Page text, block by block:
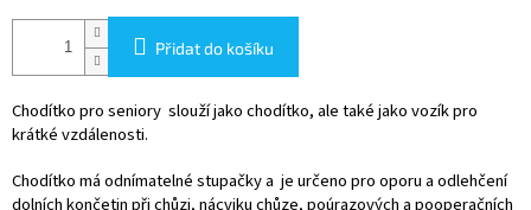
cena:
Přidat do košíku
Chodítko pro seniory slouží jako chodítko, ale také jako vozík pro
krátké vzdálenosti.
Chodítko má odnímatelné stupačky a je určeno pro oporu a odlehčení